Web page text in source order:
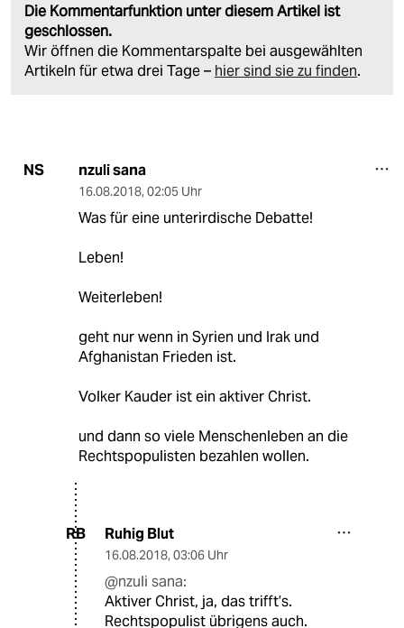
Die Kommentarfunktion unter diesem Artikel ist
geschlossen.
Wir öffnen die Kommentarspalte bei ausgewählten
Artikeln für etwa drei Tage – hier sind sie zu finden.
NS nzuli sana
16.08.2018, 02:05 Uhr
Was für eine unterirdische Debatte!
Leben!
Weiterleben!
geht nur wenn in Syrien und Irak und
Afghanistan Frieden ist.
Volker Kauder ist ein aktiver Christ.
und dann so viele Menschenleben an die
Rechtspopulisten bezahlen wollen.
RB Ruhig Blut
16.08.2018, 03:06 Uhr
@nzuli sana:
Aktiver Christ, ja, das trifft’s.
Rechtspopulist übrigens auch.